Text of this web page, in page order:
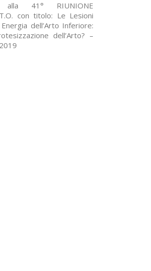
alla 41° RIUNIONE
con titolo: Le Lesioni
dell’Arto Inferiore:
dell’Arto? –